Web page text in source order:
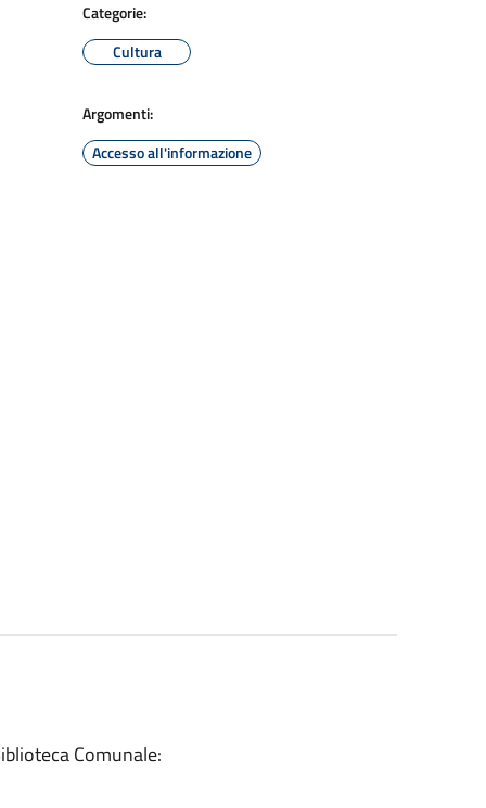
Categorie:
Cultura
Argomenti:
Accesso all'informazione
Comunale: